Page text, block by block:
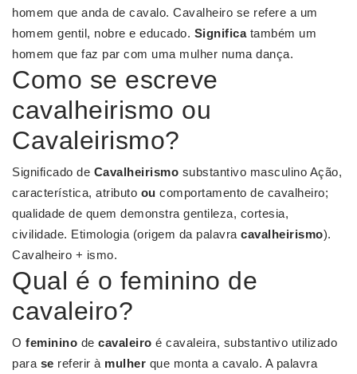
homem que anda de cavalo. Cavalheiro se refere a um
homem gentil, nobre e educado. Significatambém um
homem que faz par com uma mulher numa dança.
Como se escreve
cavalheirismo ou
Cavaleirismo?
Significado de Cavalheirismo substantivo masculino Ação,
característica, atributo ou comportamento de cavalheiro;
qualidade de quem demonstra gentileza, cortesia,
civilidade. Etimologia (origem da palavra cavalheirismo).
Cavalheiro + ismo.
Qual é o feminino de
cavaleiro?
O feminino de cavaleiro é cavaleira, substantivo utilizado
para se referir à mulher que monta a cavalo. A palavra